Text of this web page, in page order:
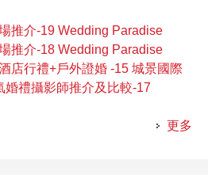
推介-19 Wedding Paradise
推介-18 Wedding Paradise
店行禮+戶外證婚 -15 城景國際
婚禮攝影師推介及比較-17
更多